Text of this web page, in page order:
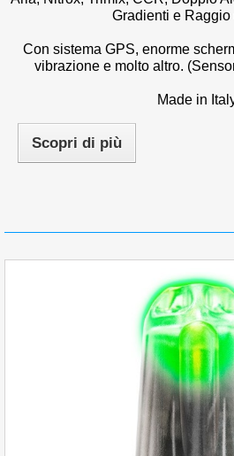
Gradienti e Raggio
Con sistema GPS, enorme
vibrazione e molto altro.
Made in
Scopri di più